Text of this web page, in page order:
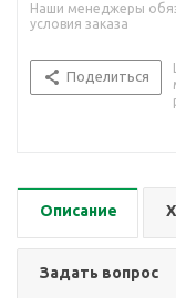
Наши менеджеры
условия заказа
Поделиться
Описание
Задать вопрос